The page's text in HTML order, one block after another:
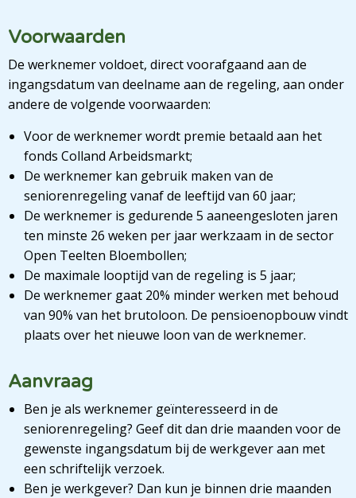
Voorwaarden
De werknemer voldoet, direct voorafgaand aan de
ingangsdatum van deelname aan de regeling, aan onder
andere de volgende voorwaarden:
Voor de werknemer wordt premie betaald aan het
fonds Colland Arbeidsmarkt;
De werknemer kan gebruik maken van de
seniorenregeling vanaf de leeftijd van 60 jaar;
De werknemer is gedurende 5 aaneengesloten jaren
ten minste 26 weken per jaar werkzaam in de sector
Open Teelten Bloembollen;
De maximale looptijd van de regeling is 5 jaar;
De werknemer gaat 20% minder werken met behoud
van 90% van het brutoloon. De pensioenopbouw vindt
plaats over het nieuwe loon van de werknemer.
Aanvraag
Ben je als werknemer geïnteresseerd in de
seniorenregeling? Geef dit dan drie maanden voor de
gewenste ingangsdatum bij de werkgever aan met
een schriftelijk verzoek.
Ben je werkgever? Dan kun je binnen drie maanden